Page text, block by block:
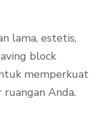
lama, estetis,
block
memperkuat
Anda.